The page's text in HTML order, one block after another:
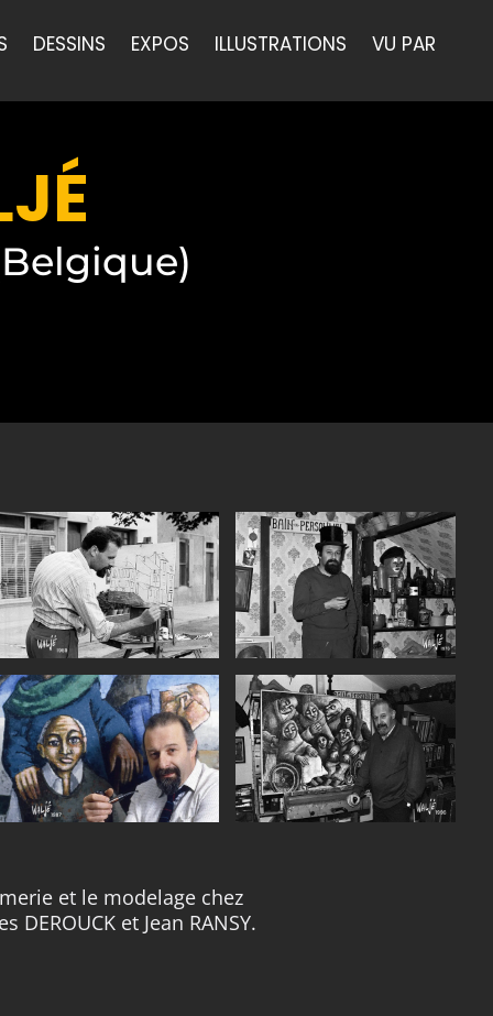
DESSINS EXPOS ILLUSTRATIONS VU PAR
et le modelage chez
DEROUCK et Jean RANSY.